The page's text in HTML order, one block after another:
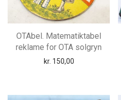
OTAbel. Matematiktabel
reklame for OTA solgryn
kr. 150,00